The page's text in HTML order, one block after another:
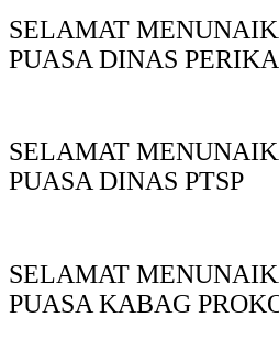
SELAMAT
PUASA DINAS
SELAMAT
PUASA DINAS PTSP
SELAMAT
PUASA KABAG